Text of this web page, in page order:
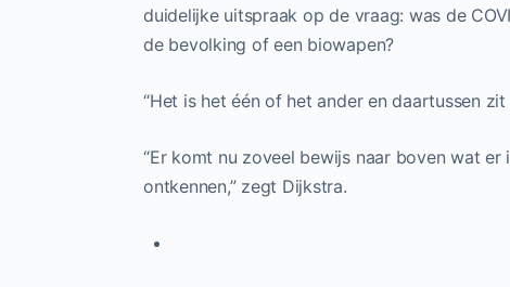
duidelijke uitspraak op de vraag: was de
de bevolking of een biowapen?
“Het is het één of het ander en daartussen zit
“Er komt nu zoveel bewijs naar boven wat
ontkennen,” zegt Dijkstra.